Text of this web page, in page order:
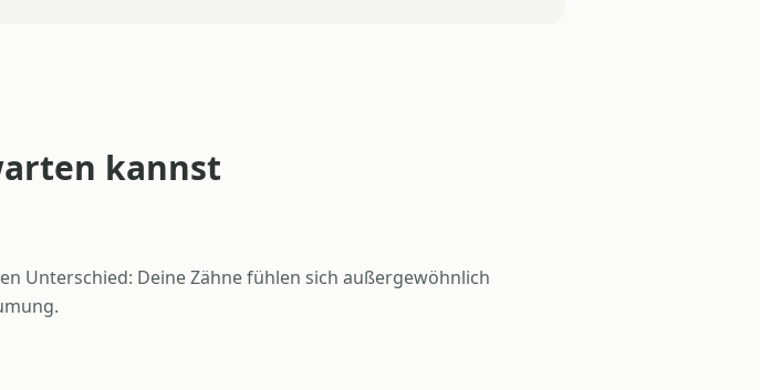
kannst
Unterschied: Deine Zähne fühlen sich außergewöhnlich